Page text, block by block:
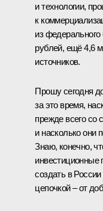
и технологии,
к
из
рублей, ещё 4,6
источников.
Прошу сегодня
за это время,
прежде всего со
и насколько они
Знаю, конечно,
создать в
цепочкой – от